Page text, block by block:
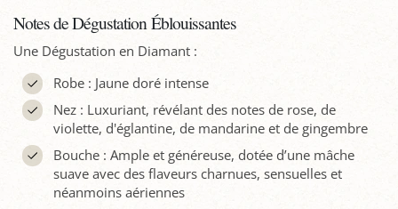
Notes de Dégustation Éblouissantes
Une Dégustation en Diamant :
Robe : Jaune doré intense
Nez : Luxuriant, révélant des notes de rose, de
violette, d'églantine, de mandarine et de gingembre
Bouche : Ample et généreuse, dotée d’une mâche
suave avec des flaveurs charnues, sensuelles et
néanmoins aériennes